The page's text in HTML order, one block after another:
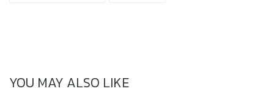
YOU MAY ALSO LIKE